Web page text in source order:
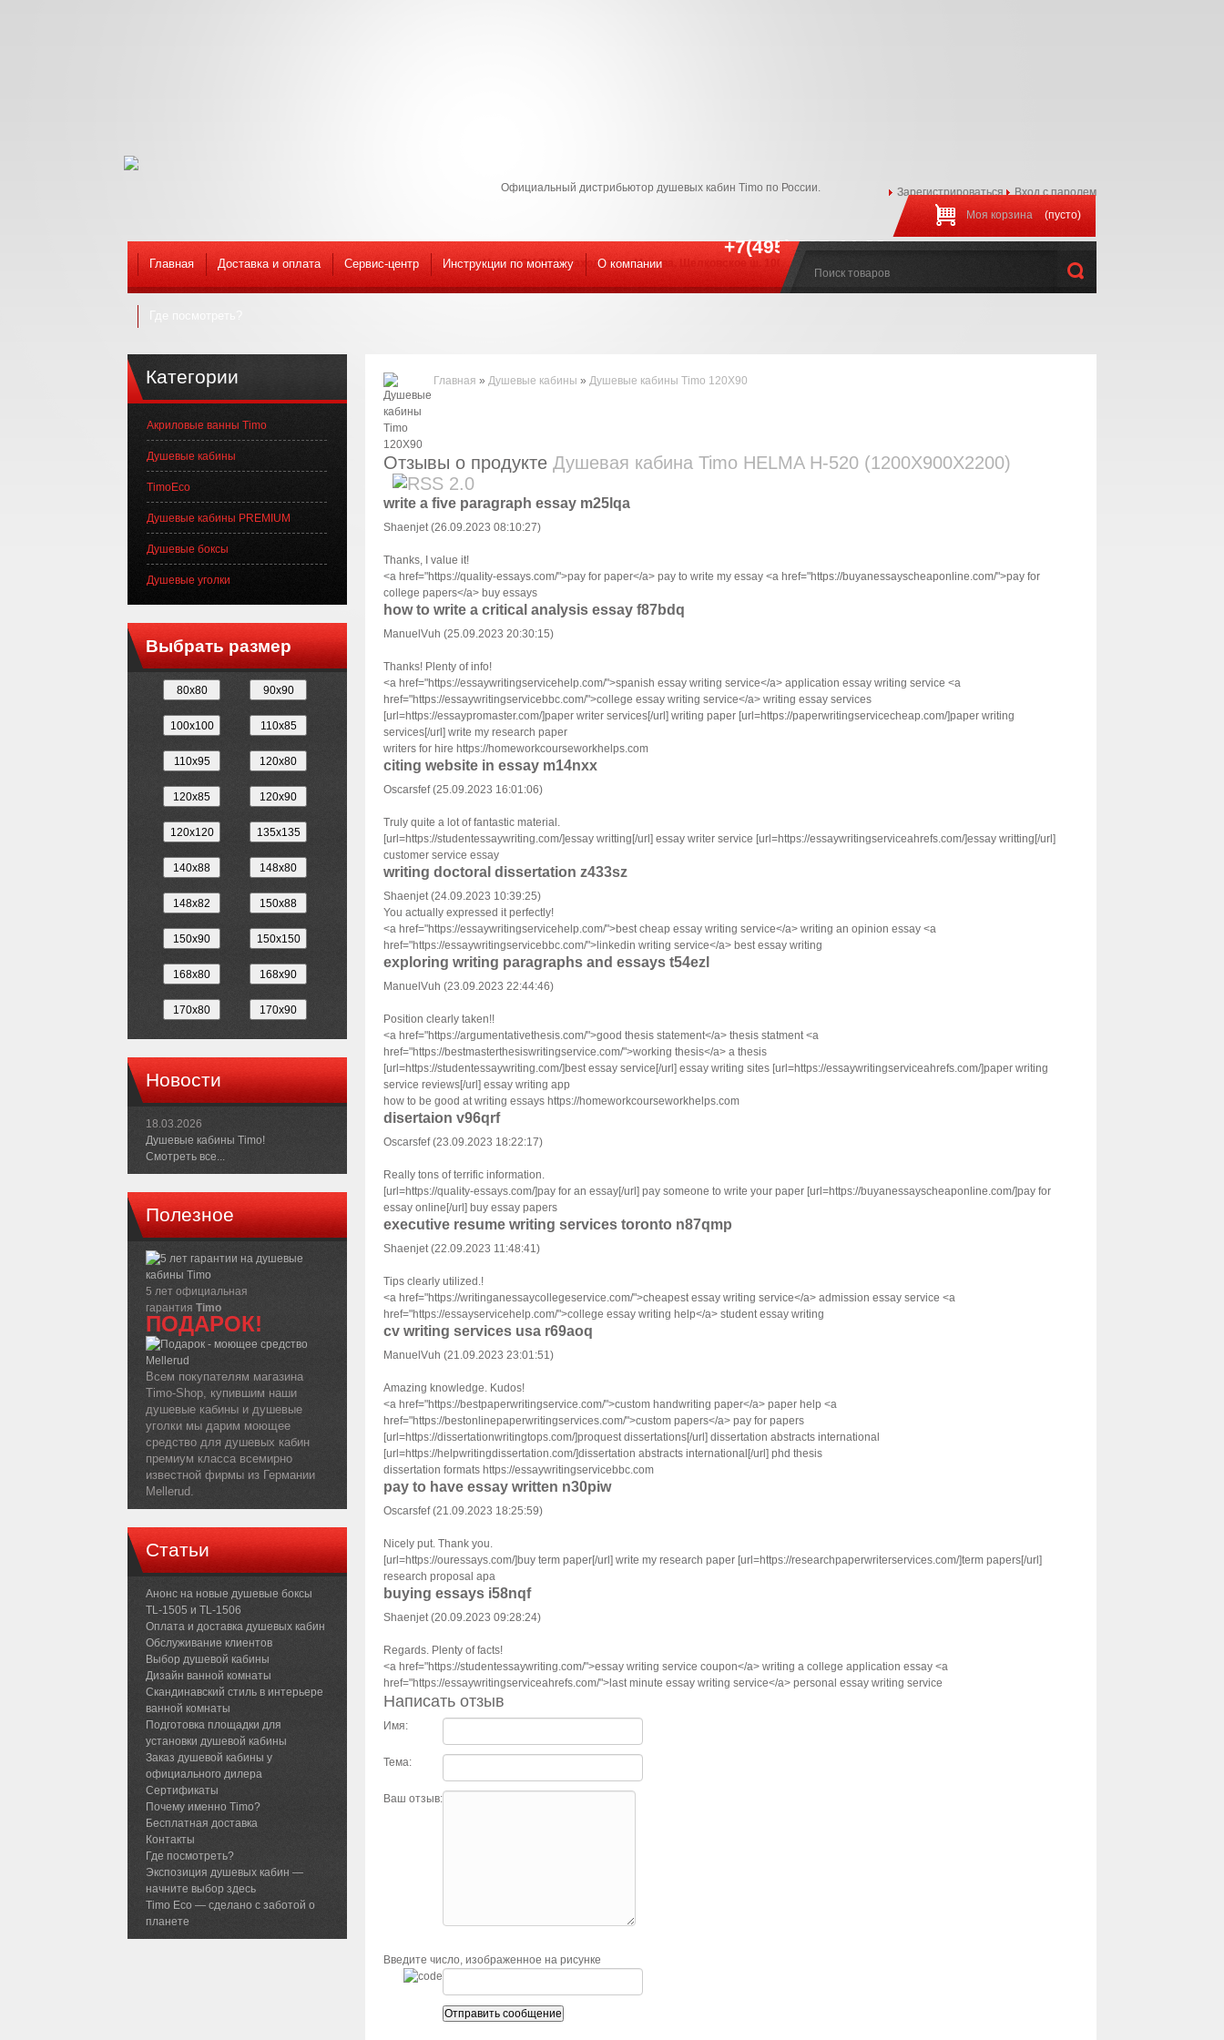
Зарегистрироваться Вход с паролем
Официальный дистрибьютор душевых кабин Timo по России.
Моя корзина (пусто)
+7(495) 997-44-22
Наш ШОУ-РУМ! находится : Москва, Щелковское ш. 100к1 С 09:00 до 20:00
Главная Доставка и оплата Сервис-центр Инструкции по монтажу O компании
Главная » Душевые кабины » Душевые кабины Timo 120X90
Отзывы о продукте Душевая кабина Timo HELMA H-520 (1200X900X2200)
write a five paragraph essay m25lqa
Shaenjet (26.09.2023 08:10:27)
Thanks, I value it!
<a href="https://quality-essays.com/">pay for paper</a> pay to write my essay <a href="https://buyanessayscheaponline.com/">pay for
college papers</a> buy essays
how to write a critical analysis essay f87bdq
ManuelVuh (25.09.2023 20:30:15)
Thanks! Plenty of info!
<a href="https://essaywritingservicehelp.com/">spanish essay writing service</a> application essay writing service <a
href="https://essaywritingservicebbc.com/">college essay writing service</a> writing essay services
[url=https://essaypromaster.com/]paper writer services[/url] writing paper [url=https://paperwritingservicecheap.com/]paper writing
services[/url] write my research paper
writers for hire https://homeworkcourseworkhelps.com
citing website in essay m14nxx
Oscarsfef (25.09.2023 16:01:06)
Truly quite a lot of fantastic material.
[url=https://studentessaywriting.com/]essay writting[/url] essay writer service [url=https://essaywritingserviceahrefs.com/]essay writting[/url]
customer service essay
writing doctoral dissertation z433sz
Shaenjet (24.09.2023 10:39:25)
You actually expressed it perfectly!
<a href="https://essaywritingservicehelp.com/">best cheap essay writing service</a> writing an opinion essay <a
href="https://essaywritingservicebbc.com/">linkedin writing service</a> best essay writing
exploring writing paragraphs and essays t54ezl
ManuelVuh (23.09.2023 22:44:46)
Position clearly taken!!
<a href="https://argumentativethesis.com/">good thesis statement</a> thesis statment <a
href="https://bestmasterthesiswritingservice.com/">working thesis</a> a thesis
[url=https://studentessaywriting.com/]best essay service[/url] essay writing sites [url=https://essaywritingserviceahrefs.com/]paper writing
service reviews[/url] essay writing app
how to be good at writing essays https://homeworkcourseworkhelps.com
disertaion v96qrf
Oscarsfef (23.09.2023 18:22:17)
Really tons of terrific information.
[url=https://quality-essays.com/]pay for an essay[/url] pay someone to write your paper [url=https://buyanessayscheaponline.com/]pay for
essay online[/url] buy essay papers
executive resume writing services toronto n87qmp
Shaenjet (22.09.2023 11:48:41)
Tips clearly utilized.!
<a href="https://writinganessaycollegeservice.com/">cheapest essay writing service</a> admission essay service <a
href="https://essayservicehelp.com/">college essay writing help</a> student essay writing
cv writing services usa r69aoq
ManuelVuh (21.09.2023 23:01:51)
Amazing knowledge. Kudos!
<a href="https://bestpaperwritingservice.com/">custom handwriting paper</a> paper help <a
href="https://bestonlinepaperwritingservices.com/">custom papers</a> pay for papers
[url=https://dissertationwritingtops.com/]proquest dissertations[/url] dissertation abstracts international
[url=https://helpwritingdissertation.com/]dissertation abstracts international[/url] phd thesis
dissertation formats https://essaywritingservicebbc.com
pay to have essay written n30piw
Oscarsfef (21.09.2023 18:25:59)
Nicely put. Thank you.
[url=https://ouressays.com/]buy term paper[/url] write my research paper [url=https://researchpaperwriterservices.com/]term papers[/url]
research proposal apa
buying essays i58nqf
Shaenjet (20.09.2023 09:28:24)
Regards. Plenty of facts!
<a href="https://studentessaywriting.com/">essay writing service coupon</a> writing a college application essay <a
href="https://essaywritingserviceahrefs.com/">last minute essay writing service</a> personal essay writing service
Написать отзыв
Имя:
Тема:
Ваш отзыв:
Введите число, изображенное на рисунке
Категории
Акриловые ванны Timo
Душевые кабины
TimoEco
Душевые кабины PREMIUM
Душевые боксы
Душевые уголки
Выбрать размер
Новости
18.03.2026
Душевые кабины Timo!
Смотреть все...
Полезное
5 лет официальная
гарантия Timo
ПОДАРОК!
Всем покупателям магазина
Timo-Shop, купившим наши
душевые кабины и душевые
уголки мы дарим моющее
средство для душевых кабин
премиум класса всемирно
известной фирмы из Германии
Mellerud.
Статьи
Анонс на новые душевые боксы
TL-1505 и TL-1506
Оплата и доставка душевых кабин
Обслуживание клиентов
Выбор душевой кабины
Дизайн ванной комнаты
Скандинавский стиль в интерьере
ванной комнаты
Подготовка площадки для
установки душевой кабины
Заказ душевой кабины у
официального дилера
Сертификаты
Почему именно Timo?
Бесплатная доставка
Контакты
Где посмотреть?
Экспозиция душевых кабин —
начните выбор здесь
Timo Eco — сделано с заботой о
планете